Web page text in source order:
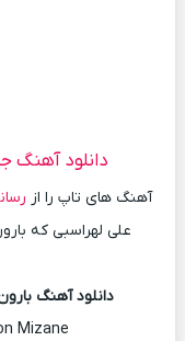
دانلود آهنگ
آهنگ های تاپ را از
علی لهراسبی که
دانلود آهنگ
Mizane